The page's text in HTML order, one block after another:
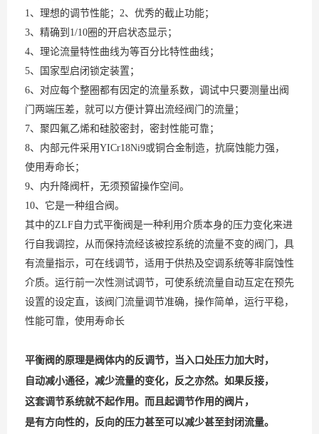
1、理想的调节性能；2、优秀的截止功能；
3、精确到1/10圈的开启状态显示；
4、理论流量特性曲线为等百分比特性曲线；
5、国家型启闭锁定装置；
6、对应每个整圈都有因定的流量系数，调试中只要测量出阀
门两端压差，就可以方便计算出流经阀门的流量；
7、聚四氟乙烯和硅胶密封，密封性能可靠；
8、内部元件采用YICr18Ni9或铜合金制造，抗腐蚀能力强，
使用寿命长；
9、内升降阀杆，无须预留操作空间。
10、它是一种组合阀。
其中的ZLF自力式平衡阀是一种利用介质本身的压力变化来进
行自我调控，从而保持流经该被控系统的流量不变的阀门，具
有流量指示，可在线调节，适用于供热及空调系统等非腐蚀性
介质。运行前一次性测试调节，可使系统流量自动互定在预先
设置的设定直，该阀门流量调节准确，操作简单，运行平稳，
性能可靠，使用寿命长
平衡阀的原理是阀体内的反调节，当入口处压力加大时，
自动减小通径，减少流量的变化，反之亦然。如果反接，
这套调节系统就不起作用。而且起调节作用的阀片，
是有方向性的，反向的压力甚至可以减少甚至封闭流量。